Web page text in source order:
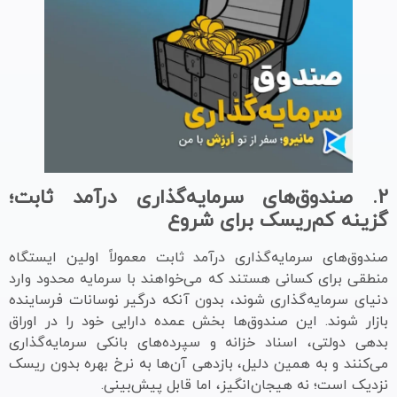
2.
صندوق‌های سرمایه‌گذاری درآمد ثابت؛
گزینه کم‌ریسک برای شروع
صندوق‌های سرمایه‌گذاری درآمد ثابت معمولاً اولین ایستگاه
منطقی برای کسانی هستند که می‌خواهند با سرمایه محدود وارد
دنیای سرمایه‌گذاری شوند، بدون آنکه درگیر نوسانات فرساینده
بازار شوند. این صندوق‌ها بخش عمده دارایی خود را در اوراق
بدهی دولتی، اسناد خزانه و سپرده‌های بانکی سرمایه‌گذاری
می‌کنند و به همین دلیل، بازدهی آن‌ها به نرخ بهره بدون ریسک
نزدیک است؛ نه هیجان‌انگیز، اما قابل پیش‌بینی.